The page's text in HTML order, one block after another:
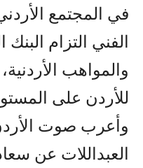
في المجتمع
الفني التزام
والمواهب
للأردن على
وأعرب صوت
العبداللات عن